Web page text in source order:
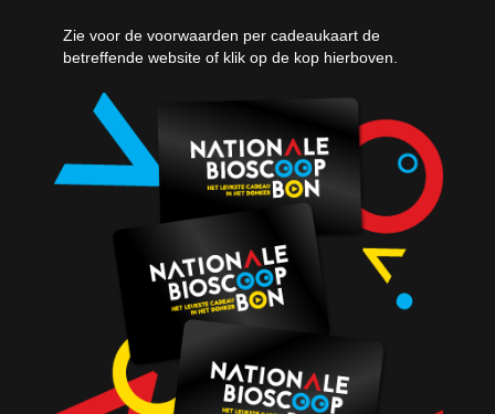
Zie voor de voorwaarden per cadeaukaart de
betreffende website of klik op de kop hierboven.